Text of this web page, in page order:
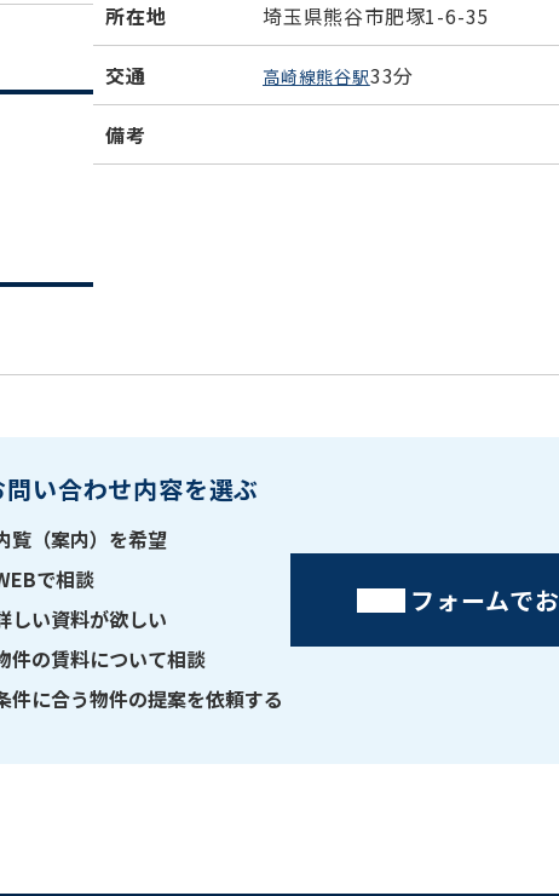
所在地 埼玉県熊谷市肥塚1-6-35
交通 高崎線熊谷駅33分
備考
問い合わせ内容を選ぶ
覧（案内）を希望
で相談
しい資料が欲しい
件の賃料について相談
件に合う物件の提案を依頼する
フォームで